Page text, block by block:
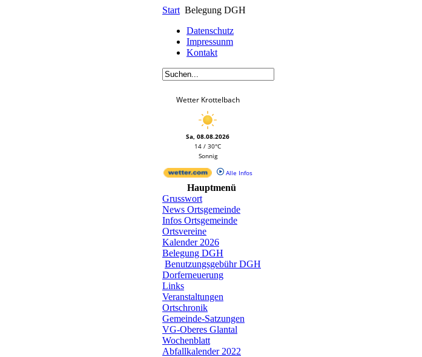
Start Belegung DGH
Datenschutz
Impressunm
Kontakt
Wetter Krottelbach
Sa, 08.08.2026
14 / 30°C
Sonnig
Alle Infos
Hauptmenü
Grusswort
News Ortsgemeinde
Infos Ortsgemeinde
Ortsvereine
Kalender 2026
Belegung DGH
Benutzungsgebühr DGH
Dorferneuerung
Links
Veranstaltungen
Ortschronik
Gemeinde-Satzungen
VG-Oberes Glantal
Wochenblatt
Abfallkalender 2022